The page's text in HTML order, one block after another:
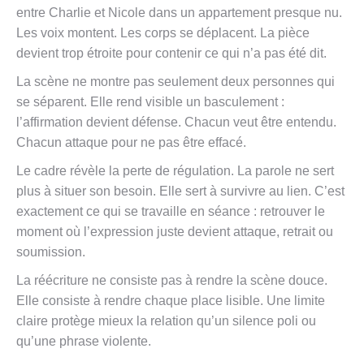
entre Charlie et Nicole dans un appartement presque nu.
Les voix montent. Les corps se déplacent. La pièce
devient trop étroite pour contenir ce qui n’a pas été dit.
La scène ne montre pas seulement deux personnes qui
se séparent. Elle rend visible un basculement :
l’affirmation devient défense. Chacun veut être entendu.
Chacun attaque pour ne pas être effacé.
Le cadre révèle la perte de régulation. La parole ne sert
plus à situer son besoin. Elle sert à survivre au lien. C’est
exactement ce qui se travaille en séance : retrouver le
moment où l’expression juste devient attaque, retrait ou
soumission.
La réécriture ne consiste pas à rendre la scène douce.
Elle consiste à rendre chaque place lisible. Une limite
claire protège mieux la relation qu’un silence poli ou
qu’une phrase violente.